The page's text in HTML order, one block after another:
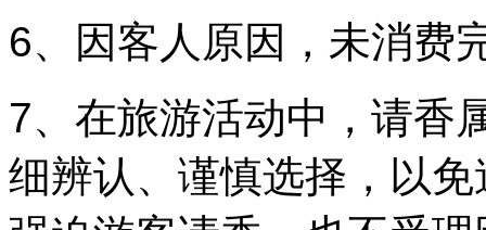
6、因客人原因，未消费
7、在旅游活动中，请香
细辨认、谨慎选择，以